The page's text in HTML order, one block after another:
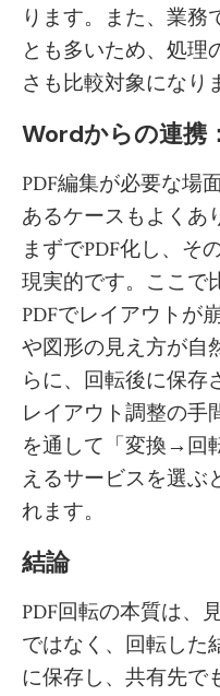
ります。また、業務
とも多いため、処理
さも比較対象になり
Wordからの連携
PDF編集が必要な場
あるケースもよくあ
まずでPDF化し、そ
現実的です。ここで
PDFでレイアウトが
や図形の見え方が自
らに、回転後に保存
レイアウト調整の手
を通して「変換→回
えるサービスを選ぶ
れます。
結論
PDF回転の本質は、
ではなく、回転した
に保存し、共有先で